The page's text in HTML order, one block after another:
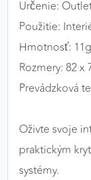
Určenie:
Použitie:
Hmotnosť: 11g
Rozmery: 82 x
Prevádzková
Oživte svoje
praktickým
systémy.